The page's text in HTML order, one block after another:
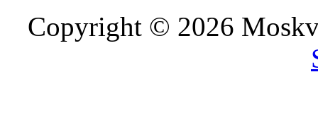
Copyright © 2026